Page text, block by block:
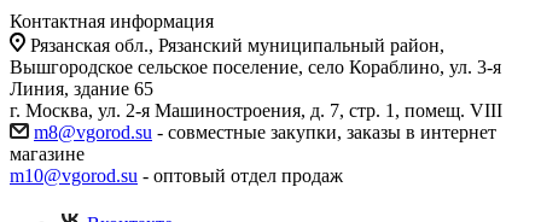
Контактная информация
Рязанская обл., Рязанский муниципальный район,
Вышгородское сельское поселение, село Кораблино, ул. 3-я
Линия, здание 65
г. Москва, ул. 2-я Машиностроения, д. 7, стр. 1, помещ. VIII
m8@vgorod.su - совместные закупки, заказы в интернет
магазине
m10@vgorod.su - оптовый отдел продаж